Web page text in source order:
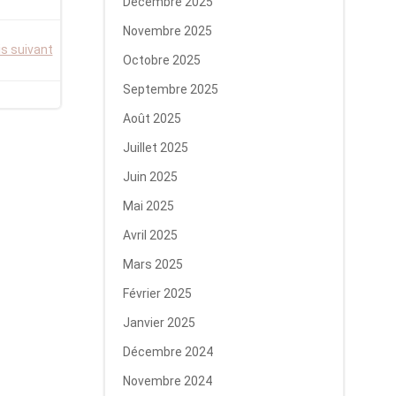
suivant
Novembre 2025
Octobre 2025
Septembre 2025
Août 2025
Juillet 2025
Juin 2025
Mai 2025
Avril 2025
Mars 2025
Février 2025
Janvier 2025
Décembre 2024
Novembre 2024